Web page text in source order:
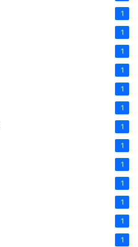
1
1
1
1
1
1
1
1
1
1
1
1
1